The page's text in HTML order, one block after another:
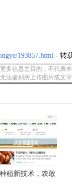
193857.html- 转
多信息之目的，不代表
法鉴别所上传图片或文
植新技术，农敢